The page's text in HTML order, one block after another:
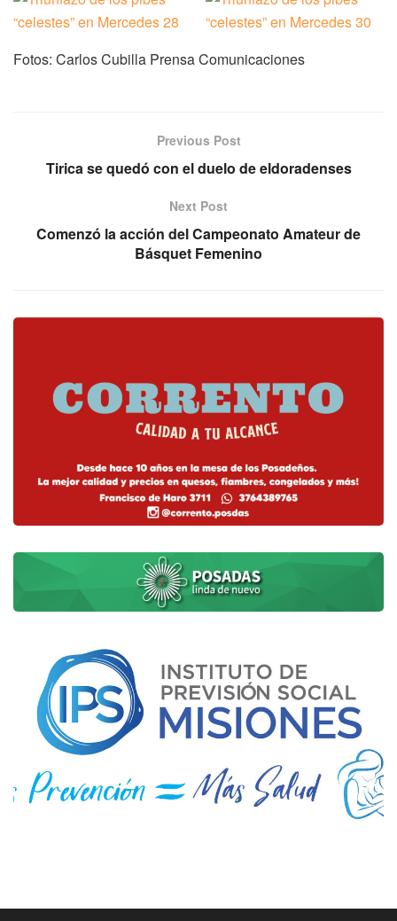
Fotos: Carlos Cubilla Prensa Comunicaciones
Previous Post
Tirica se quedó con el duelo de eldoradenses
Next Post
Comenzó la acción del Campeonato Amateur de
Básquet Femenino